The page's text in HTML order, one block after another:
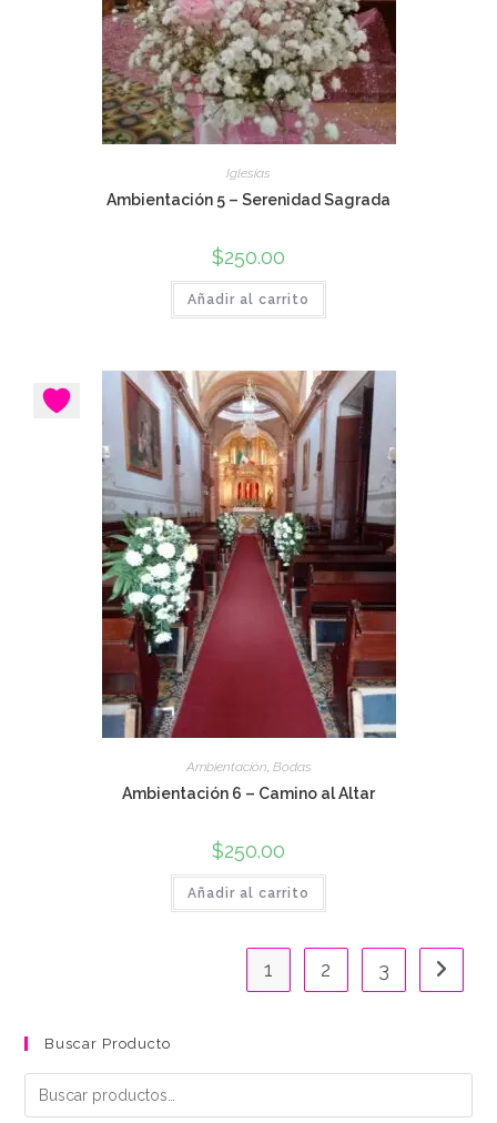
Iglesias
Ambientación 5 – Serenidad Sagrada
$250.00
Añadir al carrito
Ambientación Bodas
Ambientación 6 – Camino al Altar
$250.00
Añadir al carrito
1 2 3
Buscar Producto